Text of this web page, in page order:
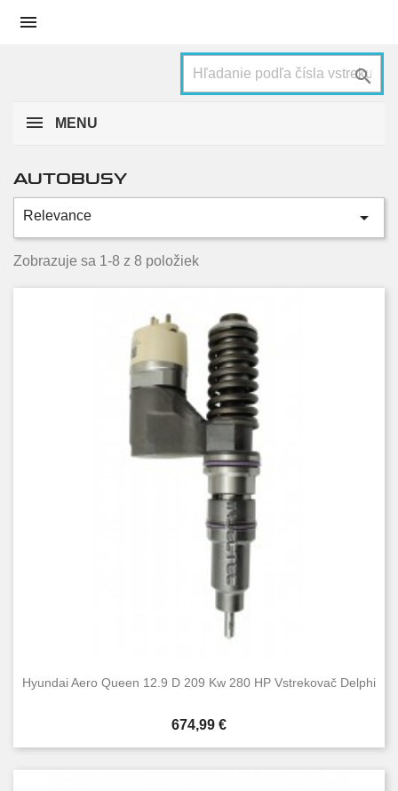


MENU
Hyundai
5
AUTOBUSY
Relevance 
Zobrazuje sa 1-8 z 8 položiek
Hyundai Aero Queen 12.9 D 209 Kw 280 HP Vstrekovač Delphi
Cena
674,99 €